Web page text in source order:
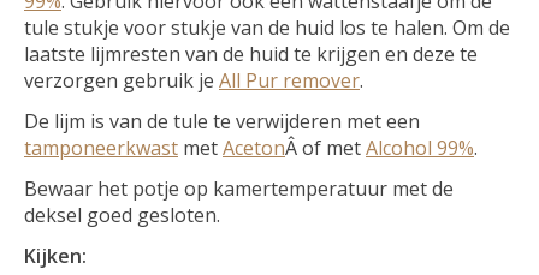
tule stukje voor stukje van de huid los te halen. Om de
laatste lijmresten van de huid te krijgen en deze te
verzorgen gebruik je All Pur remover.
De lijm is van de tule te verwijderen met een
tamponeerkwast metAcetonÂ of metAlcohol 99%.
Bewaar het potje op kamertemperatuur met de
deksel goed gesloten.
Kijken: